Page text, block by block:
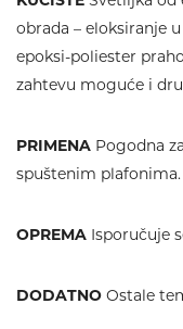
obrada – eloksiranje
epoksi-poliester
zahtevu moguće i
PRIMENA Pogodna
spuštenim plafonima.
OPREMA Isporučuje
DODATNO Ostale